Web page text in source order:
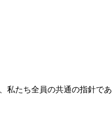
私たち全員の共通の指針であ